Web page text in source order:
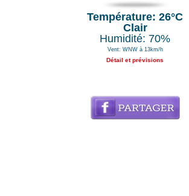
Température: 26°C
Clair
Humidité: 70%
Vent: WNW à 13km/h
Détail et prévisions